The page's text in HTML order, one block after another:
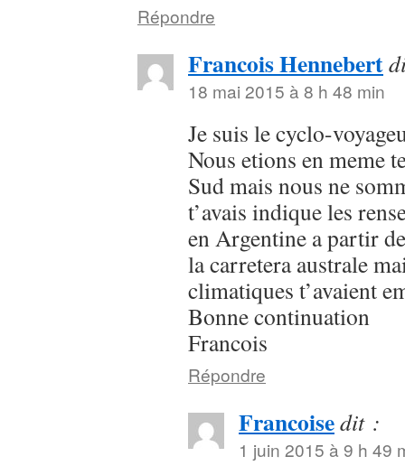
Répondre
Francois Hennebert
18 mai 2015 à 8 h 48 min
Je suis le cyclo-
Nous etions en meme
Sud mais nous ne
t’avais indique les
en Argentine a partir
la carretera australe
climatiques t’avaient
Bonne continuation
Francois
Répondre
Francoisedit :
1 juin 2015 à 9 h 49